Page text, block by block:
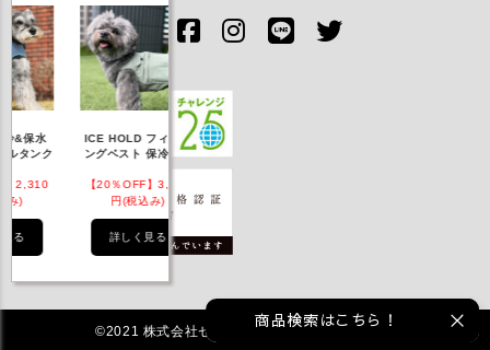
ICE HOLD フィッシ
ングベスト 保冷剤付
【20％OFF】3,168
IDOG ICE HOLD ネ
ッククーラー 保冷剤
【20％OFF】1,760
円(税込み)
詳しく見る
©2021 株式会社ゼフィール All rights reserved.
商品検索はこちら！